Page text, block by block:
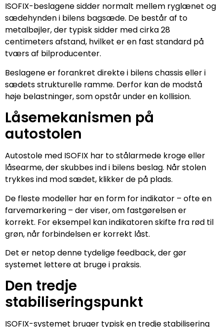
ISOFIX-beslagene sidder normalt mellem ryglænet og
sædehynden i bilens bagsæde. De består af to
metalbøjler, der typisk sidder med cirka 28
centimeters afstand, hvilket er en fast standard på
tværs af bilproducenter.
Beslagene er forankret direkte i bilens chassis eller i
sædets strukturelle ramme. Derfor kan de modstå
høje belastninger, som opstår under en kollision.
Låsemekanismen på
autostolen
Autostole med ISOFIX har to stålarmede kroge eller
låsearme, der skubbes ind i bilens beslag. Når stolen
trykkes ind mod sædet, klikker de på plads.
De fleste modeller har en form for indikator – ofte en
farvemarkering – der viser, om fastgørelsen er
korrekt. For eksempel kan indikatoren skifte fra rød til
grøn, når forbindelsen er korrekt låst.
Det er netop denne tydelige feedback, der gør
systemet lettere at bruge i praksis.
Den tredje
stabiliseringspunkt
ISOFIX-systemet bruger typisk en tredje stabilisering